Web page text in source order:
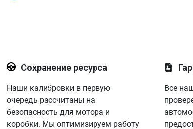
Сохранение ресурса
Наши калибровки в первую
очередь рассчитаны на
безопасность для мотора и
коробки. Мы оптимизируем работу
Все